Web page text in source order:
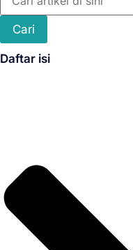
Cari
Daftar isi